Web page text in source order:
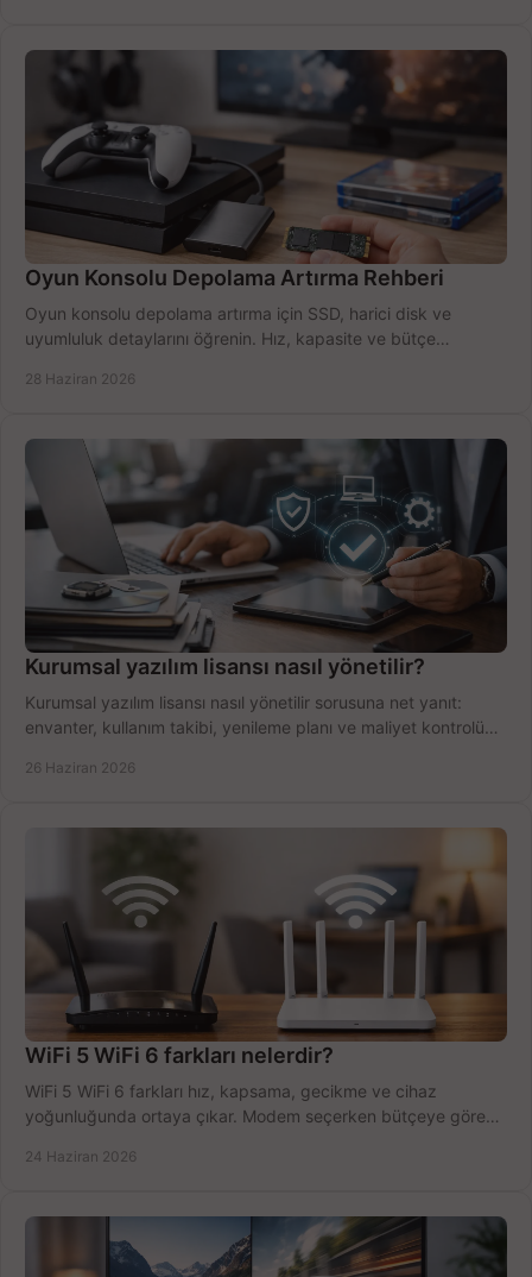
Oyun Konsolu Depolama Artırma Rehberi
Oyun konsolu depolama artırma için SSD, harici disk ve
uyumluluk detaylarını öğrenin. Hız, kapasite ve bütçe
28 Haziran 2026
Kurumsal yazılım lisansı nasıl yönetilir?
Kurumsal yazılım lisansı nasıl yönetilir sorusuna net yanıt:
envanter, kullanım takibi, yenileme planı ve maliyet kontrolü
26 Haziran 2026
WiFi 5 WiFi 6 farkları nelerdir?
WiFi 5 WiFi 6 farkları hız, kapsama, gecikme ve cihaz
yoğunluğunda ortaya çıkar. Modem seçerken bütçeye göre
24 Haziran 2026